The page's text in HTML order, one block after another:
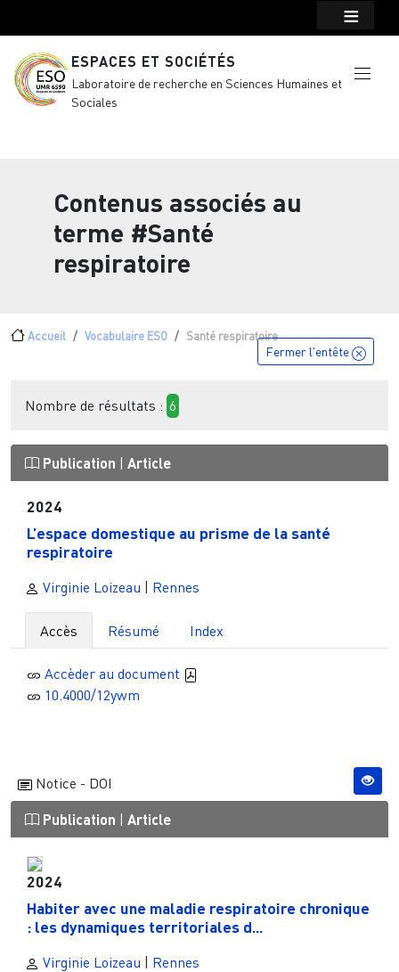
ESPACES ET SOCIÉTÉS
Laboratoire de recherche en Sciences Humaines et
Sociales
Contenus associés au
terme #Santé
respiratoire
Fil d'Ariane
Accueil Vocabulaire ESO Santé respiratoire
Fermer l'entête
Nombre de résultats : 6
Publication Article
2024
L’espace domestique au prisme de la santé
respiratoire
Virginie Loizeau | Rennes
Accès Résumé Index
Accèder au document
10.4000/12ywm
Notice - DOI
Publication Article
2024
Habiter avec une maladie respiratoire chronique
: les dynamiques territoriales d...
Virginie Loizeau Rennes